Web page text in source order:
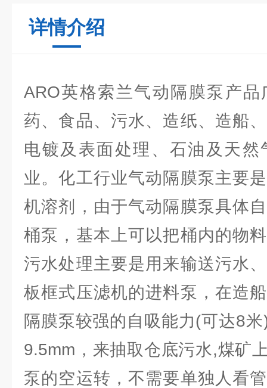
详情介绍
ARO英格索兰气动隔膜泵产
药、食品、污水、造纸、造船
电镀及表面处理、石油及天
业。化工行业气动隔膜泵主要
机溶剂，由于气动隔膜泵具体
桶泵，基本上可以把桶内的物
污水处理主要是用来输送污水
板框式压滤机的进料泵，在造
隔膜泵较强的自吸能力(可达8
9.5mm，来抽取仓底污水,煤矿
泵的空运转，不需要单独人看